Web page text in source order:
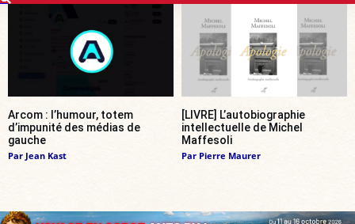
Arcom : l’humour, totem
d’impunité des médias de
gauche
Par Jean Kast
[LIVRE] L’autobiographie
intellectuelle de Michel
Maffesoli
Par Pierre Maurer